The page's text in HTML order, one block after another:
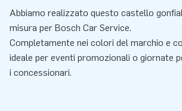
Abbiamo realizzato questo castello
misura per Bosch Car Service.
Completamente nei colori del marchio e
ideale per eventi promozionali o giornate
i concessionari.